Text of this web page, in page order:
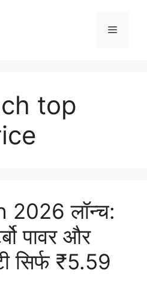
Menu
top
2026 लॉन्च:
पावर और
सिर्फ ₹5.59